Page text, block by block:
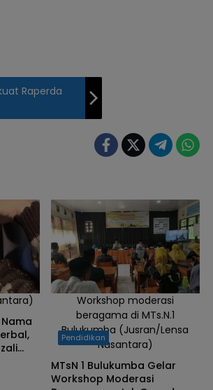
Raperda
Workshop moderasi
beragama di MTs.N.1
Bulukumba (Jusran/Lensa
Nusantara)
Pendidikan
MTsN 1 Bulukumba Gelar
Workshop Moderasi